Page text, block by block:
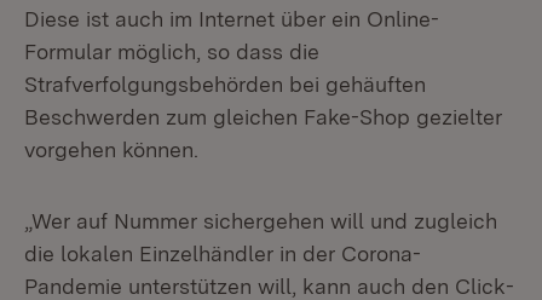
Diese ist auch im Internet über ein Online-
Formular möglich, so dass die
Strafverfolgungsbehörden bei gehäuften
Beschwerden zum gleichen Fake-Shop gezielter
vorgehen können.
„Wer auf Nummer sichergehen will und zugleich
die lokalen Einzelhändler in der Corona-
Pandemie unterstützen will, kann auch den Click-